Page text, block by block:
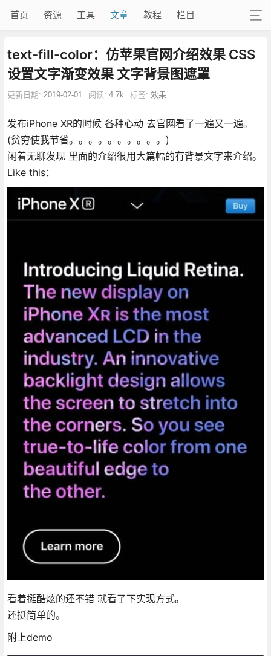
首页 资源 工具 文章 教程 栏目
text-fill-color：仿苹果官网介绍效果 CSS
设置文字渐变效果 文字背景图遮罩
更新日期: 2019-02-01 阅读: 4.7k 标签: 效果
发布iPhone XR的时候 各种心动 去官网看了一遍又一遍。
(贫穷使我节省。。。。。。。。。。)
闲着无聊发现 里面的介绍很用大篇幅的有背景文字来介绍。
Like this：
看着挺酷炫的还不错 就看了下实现方式。
还挺简单的。
附上demo